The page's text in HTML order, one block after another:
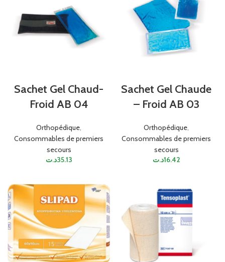
Sachet Gel Chaud-
Froid AB 04
Orthopédique,
Consommables de premiers
secours
35.13د.ت
Sachet Gel Chaude
– Froid AB 03
Orthopédique,
Consommables de premiers
secours
16.42د.ت